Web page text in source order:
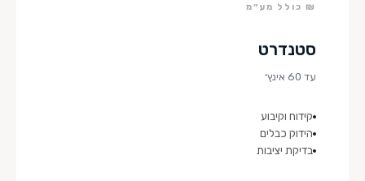
₪ כולל מע״מ
סטנדרט
עד 60 אינץ׳
קידוח וקיבוע
הידוק כבלים
בדיקת יציבות